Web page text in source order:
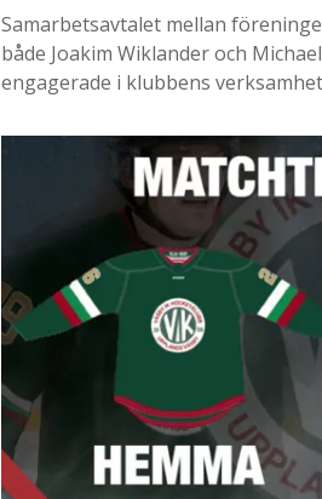
Samarbetsavtalet mellan
både Joakim Wiklander och
engagerade i klubbens